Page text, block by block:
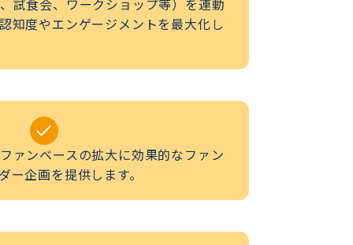
試食会、ワークショップ等）を連動
知度やエンゲージメントを最大化し
ァンベースの拡大に効果的なファン
ー企画を提供します。